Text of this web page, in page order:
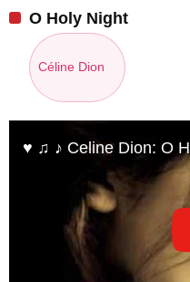
O Holy Night
Céline Dion
♥ ♫ ♪ Celine Dion: O